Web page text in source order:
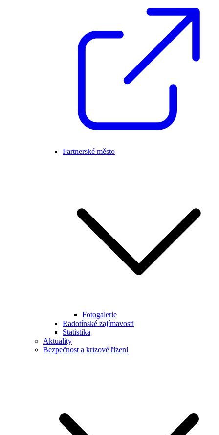
Partnerské město
Fotogalerie
Radotínské zajímavosti
Statistika
Aktuality
Bezpečnost a krizové řízení